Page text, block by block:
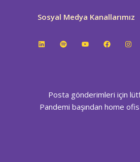
Sosyal Medya Kanallarımız
LinkedInSpotifyYouTubeFacebook
Posta gönderimleri için
Pandemi başından home ofis